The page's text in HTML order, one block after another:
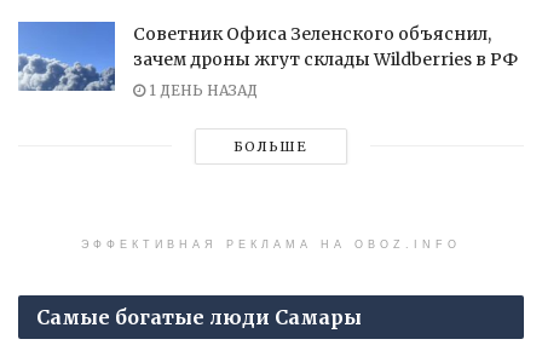
Советник Офиса Зеленского объяснил,
зачем дроны жгут склады Wildberries в РФ
1 ДЕНЬ НАЗАД
БОЛЬШЕ
ЭФФЕКТИВНАЯ РЕКЛАМА НА OBOZ.INFO
Самые богатые люди Самары